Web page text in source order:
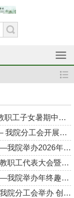
【工会活动】“食养中医药・健脊伴成长”教职工子女暑期中医药文...
【工会活动】巾帼绽芳华 健康伴我行 —— 我院分工会开展三八妇女...
【工会活动】欢聚迎新春，凝心共前行——我院举办2026年迎新春团聚...
我院召开学期末教职工大会暨第四届二次教职工代表大会暨工会会员...
【工会活动】欢声展风采，聚力向未来——我院举办年终趣味运动游园...
【工会活动】食疗文化邂逅双节温情——我院分工会举办 创意手工康...